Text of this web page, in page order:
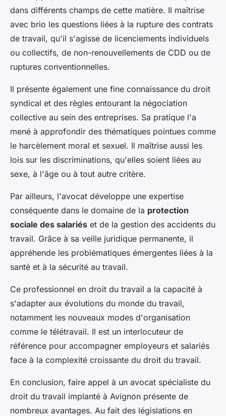
dans différents champs de cette matière. Il maîtrise
avec brio les questions liées à la rupture des contrats
de travail, qu'il s'agisse de licenciements individuels
ou collectifs, de non-renouvellements de CDD ou de
ruptures conventionnelles.
Il présente également une fine connaissance du droit
syndical et des règles entourant la négociation
collective au sein des entreprises. Sa pratique l'a
mené à approfondir des thématiques pointues comme
le harcèlement moral et sexuel. Il maîtrise aussi les
lois sur les discriminations, qu'elles soient liées au
sexe, à l'âge ou à tout autre critère.
Par ailleurs, l'avocat développe une expertise
conséquente dans le domaine de la protection
sociale des salariés et de la gestion des accidents du
travail. Grâce à sa veille juridique permanente, il
appréhende les problématiques émergentes liées à la
santé et à la sécurité au travail.
Ce professionnel en droit du travail a la capacité à
s'adapter aux évolutions du monde du travail,
notamment les nouveaux modes d'organisation
comme le télétravail. Il est un interlocuteur de
référence pour accompagner employeurs et salariés
face à la complexité croissante du droit du travail.
En conclusion, faire appel à un avocat spécialiste du
droit du travail implanté à Avignon présente de
nombreux avantages. Au fait des législations en